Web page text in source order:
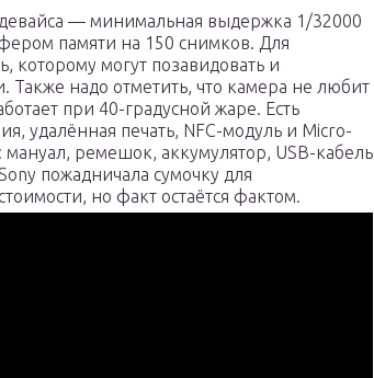
девайса — минимальная выдержка 1/32000
памяти на 150 снимков. Для
могут позавидовать и
надо отметить, что камера не любит
при 40-градусной жаре. Есть
удалённая печать, NFC-модуль и Micro-
мануал, ремешок, аккумулятор, USB-кабель
пожадничала сумочку для
но факт остаётся фактом.